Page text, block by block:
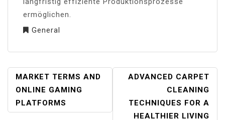
ermöglichen.
General
POST
NAVIGATION
MARKET TERMS AND
ONLINE GAMING
PLATFORMS
ADVANCED CARPET
CLEANING
TECHNIQUES FOR A
HEALTHIER LIVING